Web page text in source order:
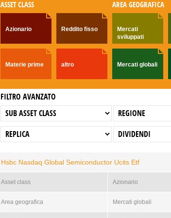
ASSET CLASS
Azionario Reddito fisso
Materie prime altro
AREA GEOGRAFICA
Mercati
sviluppati
Mercati globali
FILTRO AVANZATO
Hsbc Nasdaq Global Semiconductor Ucits Etf
Asset class Azionario
Area geografica Mercati globali